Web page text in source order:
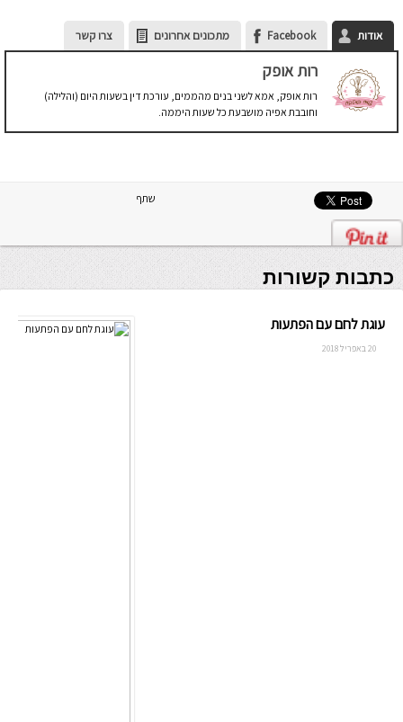
אודות Facebook מתכונים אחרונים צרו קשר
רות אופק
רות אופק, אמא לשני בנים מהממים, עורכת דין בשעות היום (והלילה)
וחובבת אפיה מושבעת כל שעות היממה.
שתף
כתבות קשורות
עוגת לחם עם הפתעות
20 באפריל 2018